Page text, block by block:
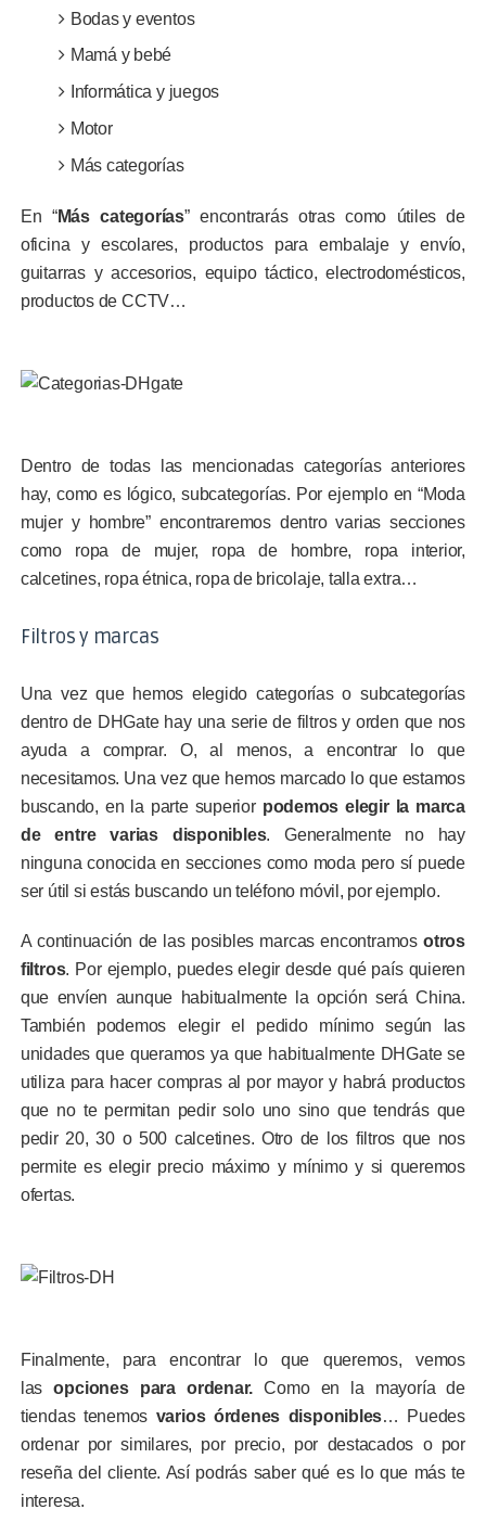
Bodas y eventos
Mamá y bebé
Informática y juegos
Motor
Más categorías
En “Más categorías” encontrarás otras como útiles de
oficina y escolares, productos para embalaje y envío,
guitarras y accesorios, equipo táctico, electrodomésticos,
productos de CCTV…
Dentro de todas las mencionadas categorías anteriores
hay, como es lógico, subcategorías. Por ejemplo en “Moda
mujer y hombre” encontraremos dentro varias secciones
como ropa de mujer, ropa de hombre, ropa interior,
calcetines, ropa étnica, ropa de bricolaje, talla extra…
Filtros y marcas
Una vez que hemos elegido categorías o subcategorías
dentro de DHGate hay una serie de filtros y orden que nos
ayuda a comprar. O, al menos, a encontrar lo que
necesitamos. Una vez que hemos marcado lo que estamos
buscando, en la parte superior podemos elegir la marca
de entre varias disponibles. Generalmente no hay
ninguna conocida en secciones como moda pero sí puede
ser útil si estás buscando un teléfono móvil, por ejemplo.
A continuación de las posibles marcas encontramosotros
filtros. Por ejemplo, puedes elegir desde qué país quieren
que envíen aunque habitualmente la opción será China.
También podemos elegir el pedido mínimo según las
unidades que queramos ya que habitualmente DHGate se
utiliza para hacer compras al por mayor y habrá productos
que no te permitan pedir solo uno sino que tendrás que
pedir 20, 30 o 500 calcetines. Otro de los filtros que nos
permite es elegir precio máximo y mínimo y si queremos
ofertas.
Finalmente, para encontrar lo que queremos, vemos
lasopciones para ordenar. Como en la mayoría de
tiendas tenemos varios órdenes disponibles… Puedes
ordenar por similares, por precio, por destacados o por
reseña del cliente. Así podrás saber qué es lo que más te
interesa.